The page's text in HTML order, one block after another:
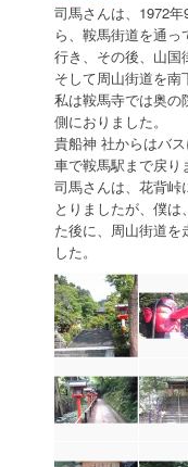
司馬さんは、1972
ら、鞍馬街道を通
行き、その後、山国
そして周山街道を南
私は鞍馬寺では奥の
側におりました。
貴船神 社からはバ
車で鞍馬駅まで戻り
司馬さんは、花背峠
とりましたが、僕
た後に、周山街道を
した。